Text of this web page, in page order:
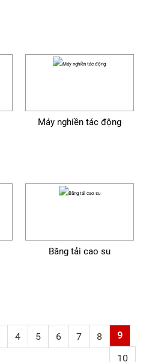
Máy nghiền tác động
Băng tải cao su
4 5 6 7 8
9
10